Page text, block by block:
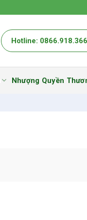
Hotline: 0866.918.366
Nhượng Quyền